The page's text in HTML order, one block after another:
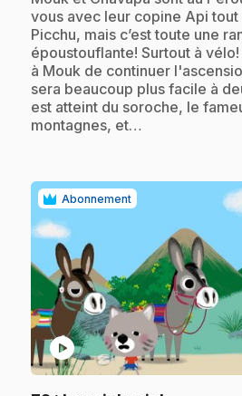
vous avec leur copine Api tout
Picchu, mais c’est toute une
époustouflante! Surtout à
à Mouk de continuer
sera beaucoup plus facile à
est atteint du soroche, le
montagnes, et…
Abonnement
play_circle